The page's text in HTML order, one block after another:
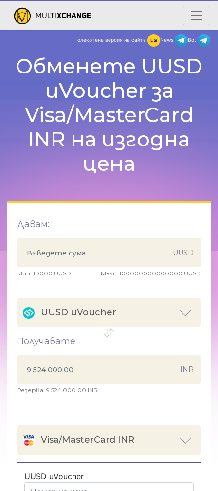
Обменете UUSD
uVoucher за
Visa/MasterCard
INR на изгодна
цена
Давам:
UUSD
Мин: 10000 UUSD Макс: 100000000000000 UUSD
UUSD uVoucher
Получавате:
INR
Резерва: 9 524 000.00 INR
Visa/MasterCard INR
UUSD uVoucher